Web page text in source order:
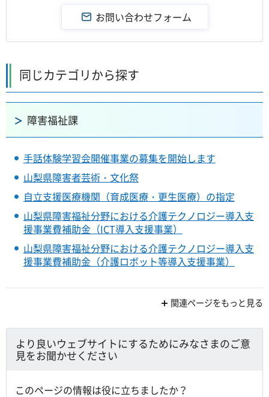
同じカテゴリから探す
障害福祉課
手話体験学習会開催事業の募集を開始します
山梨県障害者芸術・文化祭
自立支援医療機関（育成医療・更生医療）の指定
山梨県障害福祉分野における介護テクノロジー導入支
援事業費補助金（ICT導入支援事業）
山梨県障害福祉分野における介護テクノロジー導入支
援事業費補助金（介護ロボット等導入支援事業）
関連ページをもっと見る
より良いウェブサイトにするためにみなさまのご意
見をお聞かせください
このページの情報は役に立ちましたか？